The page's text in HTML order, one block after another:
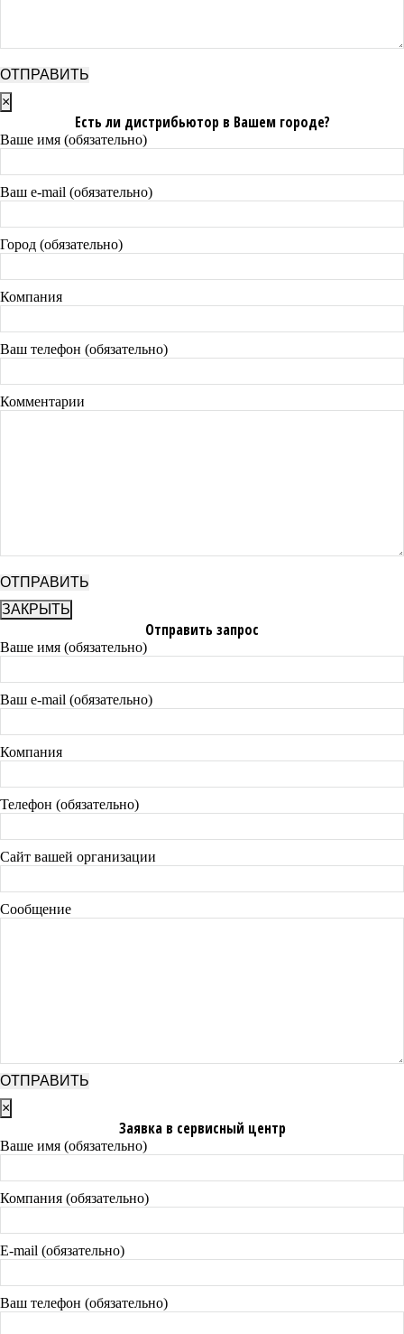
×
Есть ли дистрибьютор в Вашем городе?
Ваше имя (обязательно)
Ваш e-mail (обязательно)
Город (обязательно)
Компания
Ваш телефон (обязательно)
Комментарии
ЗАКРЫТЬ
Отправить запрос
Ваше имя (обязательно)
Ваш e-mail (обязательно)
Компания
Телефон (обязательно)
Сайт вашей организации
Сообщение
×
Заявка в сервисный центр
Ваше имя (обязательно)
Компания (обязательно)
E-mail (обязательно)
Ваш телефон (обязательно)